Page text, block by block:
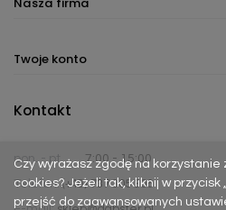
Twoje konto
Czy wyrażasz zgodę na korzystanie
cookies? Jeżeli tak, kliknij w przycisk
przejść do zaawansowanych
Kontakt
pon. - pt.
7:00 - 15:00
Telefon:(+48) 737 305 306